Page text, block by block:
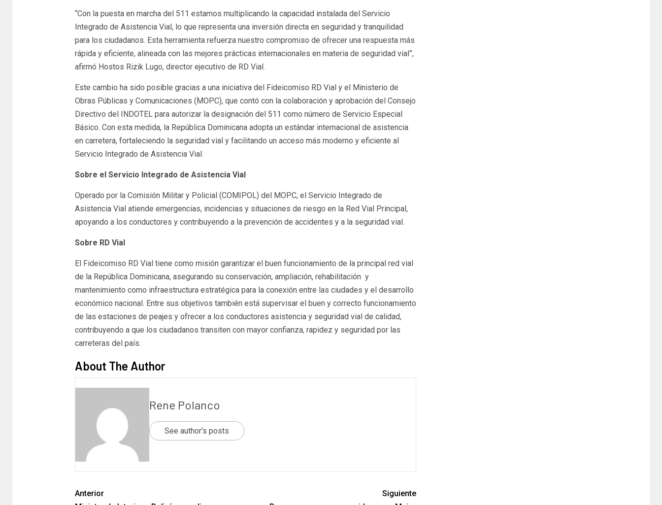
“Con la puesta en marcha del 511 estamos multiplicando la capacidad instalada del Servicio
Integrado de Asistencia Vial, lo que representa una inversión directa en seguridad y tranquilidad
para los ciudadanos. Esta herramienta refuerza nuestro compromiso de ofrecer una respuesta más
rápida y eficiente, alineada con las mejores prácticas internacionales en materia de seguridad vial”,
afirmó Hostos Rizik Lugo, director ejecutivo de RD Vial.
Este cambio ha sido posible gracias a una iniciativa del Fideicomiso RD Vial y el Ministerio de
Obras Públicas y Comunicaciones (MOPC), que contó con la colaboración y aprobación del Consejo
Directivo del INDOTEL para autorizar la designación del 511 como número de Servicio Especial
Básico. Con esta medida, la República Dominicana adopta un estándar internacional de asistencia
en carretera, fortaleciendo la seguridad vial y facilitando un acceso más moderno y eficiente al
Servicio Integrado de Asistencia Vial.
Sobre el Servicio Integrado de Asistencia Vial
Operado por la Comisión Militar y Policial (COMIPOL) del MOPC, el Servicio Integrado de
Asistencia Vial atiende emergencias, incidencias y situaciones de riesgo en la Red Vial Principal,
apoyando a los conductores y contribuyendo a la prevención de accidentes y a la seguridad vial.
Sobre RD Vial
El Fideicomiso RD Vial tiene como misión garantizar el buen funcionamiento de la principal red vial
de la República Dominicana, asegurando su conservación, ampliación, rehabilitación y
mantenimiento como infraestructura estratégica para la conexión entre las ciudades y el desarrollo
económico nacional. Entre sus objetivos también está supervisar el buen y correcto funcionamiento
de las estaciones de peajes y ofrecer a los conductores asistencia y seguridad vial de calidad,
contribuyendo a que los ciudadanos transiten con mayor confianza, rapidez y seguridad por las
carreteras del país.
About The Author
Rene Polanco
See author's posts
Anterior
Siguiente